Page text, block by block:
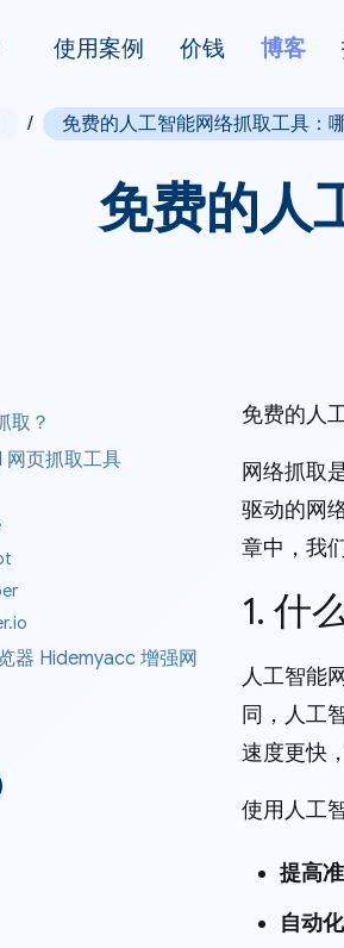
使用案例 价钱 博客
/ 免费的人工智能网络抓取工具：
免费的人
取？
网页抓取工具
器 Hidemyacc 增强网
免费的人
网络抓取
驱动的网
章中，我
1. 什
人工智能
同，人工
速度更快
使用人工
提高
自动化